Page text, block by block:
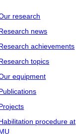
research
news
achievements
topics
equipment
procedure at